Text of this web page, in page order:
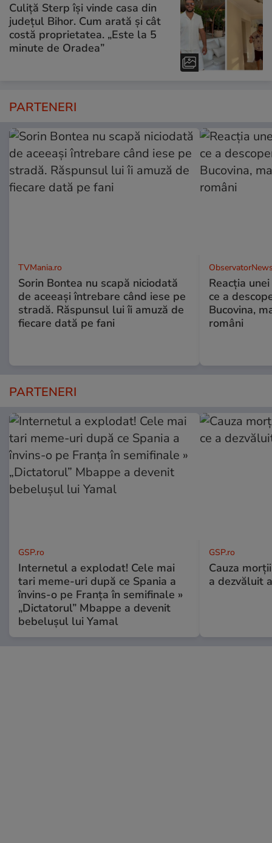
Culiță Sterp își vinde casa din
județul Bihor. Cum arată și cât
costă proprietatea. „Este la 5
minute de Oradea”
PARTENERI
TVMania.ro
Sorin Bontea nu scapă niciodată
de aceeași întrebare când iese pe
stradă. Răspunsul lui îi amuză de
fiecare dată pe fani
Reacția
ce a
Bucovina,
români
PARTENERI
GSP.ro
Internetul a explodat! Cele mai
tari meme-uri după ce Spania a
învins-o pe Franța în semifinale »
„Dictatorul” Mbappe a devenit
bebelușul lui Yamal
GSP.ro
Cauza
a dezvăluit